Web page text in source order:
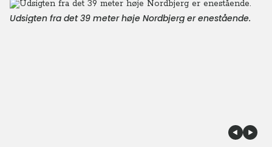
Udsigten fra det 39 meter høje Nordbjerg er enestående.